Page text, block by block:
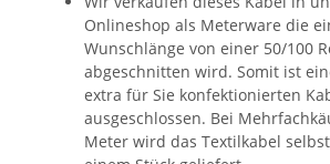
Onlineshop als Meterware die
Wunschlänge von einer 50/100
abgeschnitten wird. Somit ist
extra für Sie konfektionierten
ausgeschlossen. Bei
Meter wird das Textilkabel